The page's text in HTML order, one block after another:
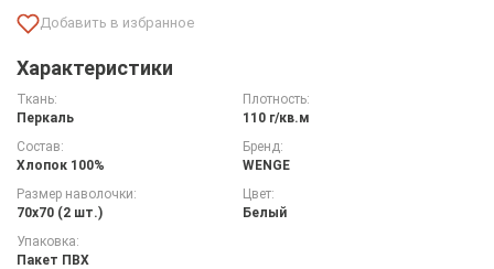
Характеристики
Ткань:
Перкаль
Плотность:
110 г/кв.м
Состав:
Хлопок 100%
Бренд:
WENGE
Размер наволочки:
70х70 (2 шт.)
Цвет:
Белый
Упаковка:
Пакет ПВХ